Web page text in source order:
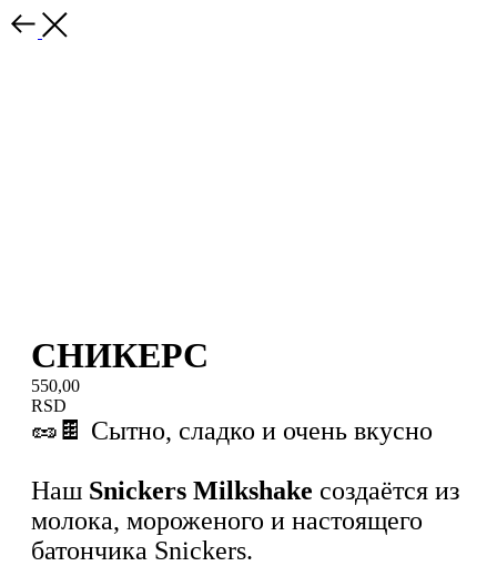
СНИКЕРС
550,00
RSD
🥜🍫 Сытно, сладко и очень вкусно
Наш Snickers Milkshake создаётся из
молока, мороженого и настоящего
батончика Snickers.